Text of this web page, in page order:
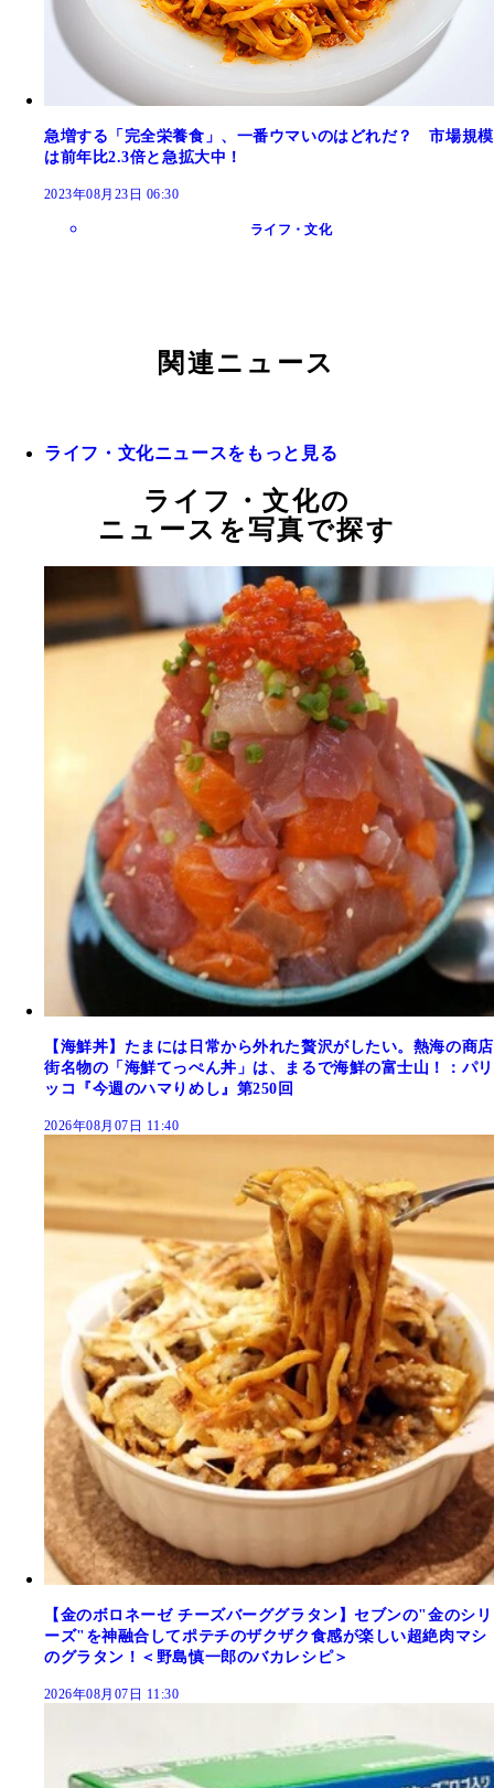
急増する「完全栄養食」、一番ウマいのはどれだ？ 市場規模
は前年比2.3倍と急拡大中！
2023年08月23日 06:30
ライフ・文化
関連ニュース
ライフ・文化ニュースをもっと見る
ライフ・文化の
ニュースを写真で探す
【海鮮丼】たまには日常から外れた贅沢がしたい。熱海の商店
街名物の「海鮮てっぺん丼」は、まるで海鮮の富士山！：パリ
ッコ『今週のハマりめし』第250回
2026年08月07日 11:40
【金のボロネーゼ チーズバーググラタン】セブンの"金のシリ
ーズ"を神融合してポテチのザクザク食感が楽しい超絶肉マシ
のグラタン！＜野島慎一郎のバカレシピ＞
2026年08月07日 11:30